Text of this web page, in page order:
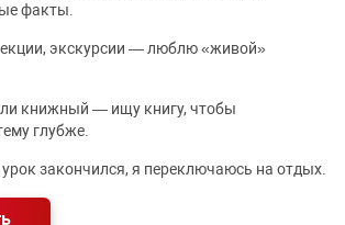
факты.
экскурсии — люблю «живой»
книжный — ищу книгу, чтобы
глубже.
закончился, я переключаюсь на отдых.